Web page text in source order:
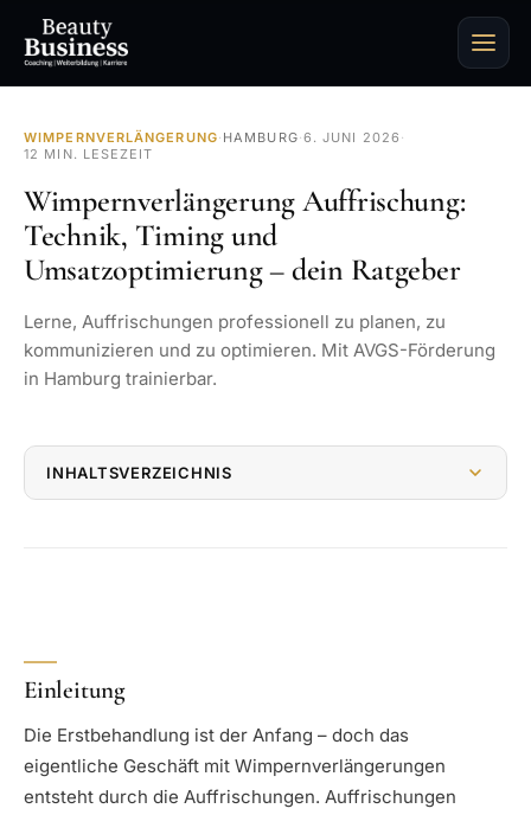
WIMPERNVERLÄNGERUNG· HAMBURG·6. JUNI 2026 ·
12 MIN. LESEZEIT
Wimpernverlängerung Auffrischung:
Technik, Timing und
Umsatzoptimierung – dein Ratgeber
Lerne, Auffrischungen professionell zu planen, zu
kommunizieren und zu optimieren. Mit AVGS-Förderung
in Hamburg trainierbar.
INHALTSVERZEICHNIS
Einleitung
Die Erstbehandlung ist der Anfang – doch das
eigentliche Geschäft mit Wimpernverlängerungen
entsteht durch die Auffrischungen. Auffrischungen